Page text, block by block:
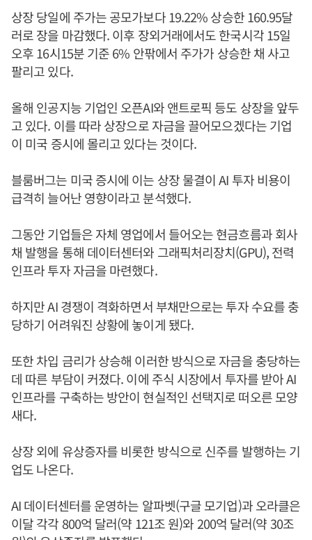
상장 당일에 주가는 공모가보다 19.22% 상승한 160.95달
러로 장을 마감했다. 이후 장외거래에서도 한국시각 15일
오후 16시15분 기준 6% 안팎에서 주가가 상승한 채 사고
팔리고 있다.
올해 인공지능 기업인 오픈AI와 앤트로픽 등도 상장을 앞두
고 있다. 이를 따라 상장으로 자금을 끌어모으겠다는 기업
이 미국 증시에 몰리고 있다는 것이다.
블룸버그는 미국 증시에 이는 상장 물결이 AI 투자 비용이
급격히 늘어난 영향이라고 분석했다.
그동안 기업들은 자체 영업에서 들어오는 현금흐름과 회사
채 발행을 통해 데이터센터와 그래픽처리장치(GPU), 전력
인프라 투자 자금을 마련했다.
하지만 AI 경쟁이 격화하면서 부채만으로는 투자 수요를 충
당하기 어려워진 상황에 놓이게 됐다.
또한 차입 금리가 상승해 이러한 방식으로 자금을 충당하는
데 따른 부담이 커졌다. 이에 주식 시장에서 투자를 받아 AI
인프라를 구축하는 방안이 현실적인 선택지로 떠오른 모양
새다.
상장 외에 유상증자를 비롯한 방식으로 신주를 발행하는 기
업도 나온다.
AI 데이터센터를 운영하는 알파벳(구글 모기업)과 오라클은
이달 각각 800억 달러(약 121조 원)와 200억 달러(약 30조